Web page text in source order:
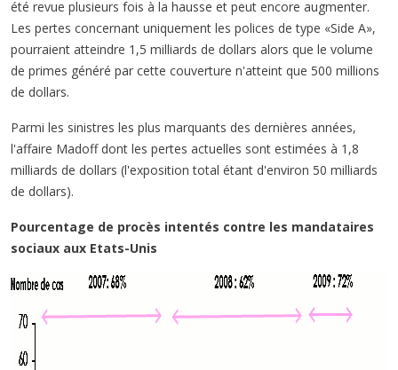
été revue plusieurs fois à la hausse et peut encore augmenter.
Les pertes concernant uniquement les polices de type «Side A»,
pourraient atteindre 1,5 milliards de dollars alors que le volume
de primes généré par cette couverture n'atteint que 500 millions
de dollars.
Parmi les sinistres les plus marquants des dernières années,
l'affaire Madoff dont les pertes actuelles sont estimées à 1,8
milliards de dollars (l'exposition total étant d'environ 50 milliards
de dollars).
Pourcentage de procès intentés contre les mandataires
sociaux aux Etats-Unis